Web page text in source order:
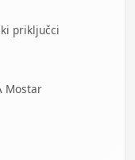
priključci
Mostar